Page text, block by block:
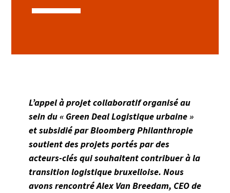
L’appel à projet collaboratif organisé au
sein du « Green Deal Logistique urbaine »
et subsidié par Bloomberg Philanthropie
soutient des projets portés par des
acteurs-clés qui souhaitent contribuer à la
transition logistique bruxelloise. Nous
avons rencontré Alex Van Breedam, CEO de